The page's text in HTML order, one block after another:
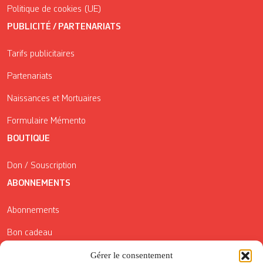
Gérer le consentement
Politique de cookies (UE)
PUBLICITÉ / PARTENARIATS
Tarifs publicitaires
Partenariats
Naissances et Mortuaires
Formulaire Mémento
BOUTIQUE
Don / Souscription
ABONNEMENTS
Abonnements
Bon cadeau
Conditions générales de vente